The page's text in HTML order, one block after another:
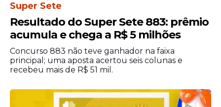
O edital estabelece que a experiência
profissional poderá render até 70 pontos,
enquanto a formação escolar e os cursos
complementares também contribuirão
para a nota final dos candidatos.
Jornada e remuneração
Os profissionais selecionados cumprirão
Super Sete
Resultado do Super Sete 883: prêmio
acumula e chega a R$ 5 milhões
Concurso 883 não teve ganhador na faixa
principal; uma aposta acertou seis colunas e
recebeu mais de R$ 51 mil.